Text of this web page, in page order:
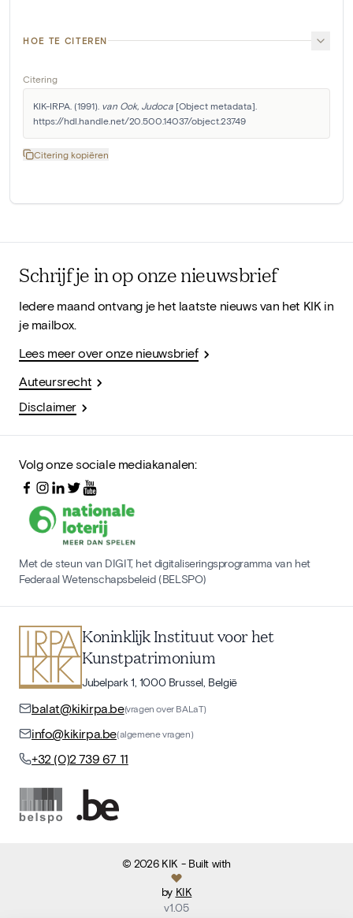
HOE TE CITEREN
Citering
KIK-IRPA. (1991). van Ook, Judoca [Object metadata].
https://hdl.handle.net/20.500.14037/object.23749
Citering kopiëren
Schrijf je in op onze nieuwsbrief
Iedere maand ontvang je het laatste nieuws van het KIK in
je mailbox.
Lees meer over onze nieuwsbrief
Auteursrecht
Disclaimer
Volg onze sociale mediakanalen:
Met de steun van DIGIT, het digitaliseringsprogramma van het
Federaal Wetenschapsbeleid (BELSPO)
Koninklijk Instituut voor het
Kunstpatrimonium
Jubelpark 1, 1000 Brussel, België
balat@kikirpa.be(vragen over BALaT)
info@kikirpa.be(algemene vragen)
+32 (0)2 739 67 11
©2026 KIK - Built with
by KIK
v1.05